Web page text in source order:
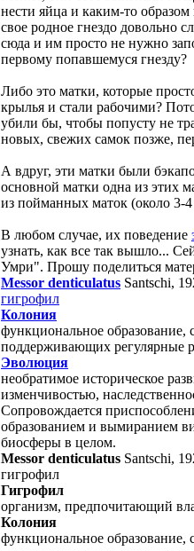
нести яйца и каким-то
свое родное гнездо довольно
сюда и им просто не нужно
первому попавшемуся гнезду?
Либо это матки, которые
крылья и стали рабочими?
убили бы, чтобы попусту не
новых, свежих самок позже,
А вдруг, эти матки были
основной матки одна из этих
из пойманных маток (около 3-
В любом случае, их поведение
узнать, как все так вышло...
Умри". Прошу поделиться
Messor denticulatus Santschi,
гигрофил
Колония
функциональное образование,
поддерживающих регулярные
Эволюция
необратимое историческое
изменчивостью,
Сопровождается
образованием и вымиранием
биосферы в целом.
Messor denticulatus Santschi,
гигрофил
Гигрофил
организм, предпочитающий
Колония
функциональное образование,